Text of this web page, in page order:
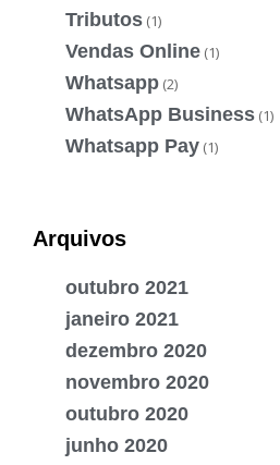
Tributos (1)
Vendas Online (1)
Whatsapp (2)
WhatsApp Business (1)
Whatsapp Pay (1)
Arquivos
outubro 2021
janeiro 2021
dezembro 2020
novembro 2020
outubro 2020
junho 2020